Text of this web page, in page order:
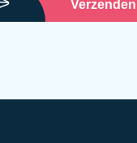
Verzenden